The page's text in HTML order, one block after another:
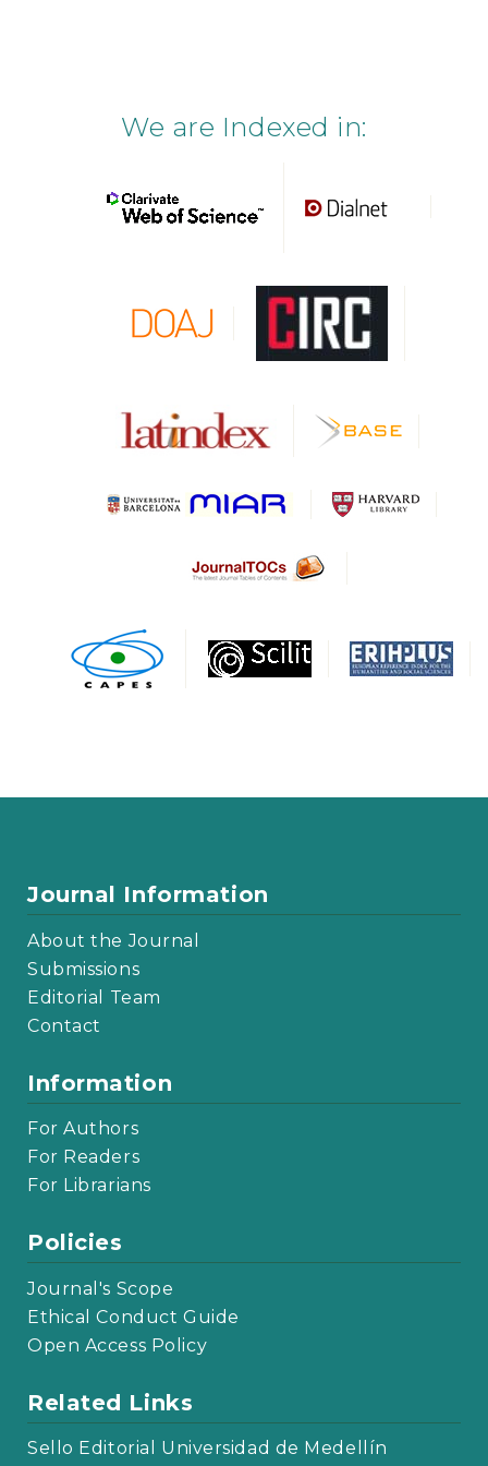
We are Indexed in:
Journal Information
About the Journal
Submissions
Editorial Team
Contact
Information
For Authors
For Readers
For Librarians
Policies
Journal's Scope
Ethical Conduct Guide
Open Access Policy
Related Links
Sello Editorial Universidad de Medellín